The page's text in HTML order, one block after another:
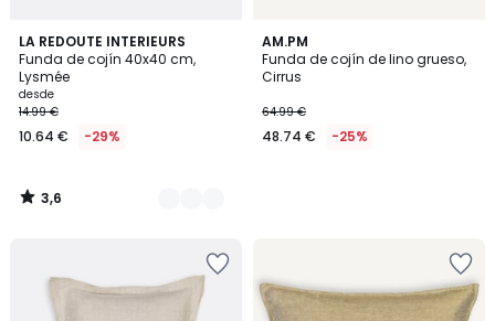
LA REDOUTE INTERIEURS
Funda de cojín 40x40 cm,
Lysmée
desde
14.99 €
10.64 € -29%
3,6
/ 5
3
Colores
3,6
/
AM.PM
Funda de cojín de lino grueso,
Cirrus
64.99 €
48.74 € -25%